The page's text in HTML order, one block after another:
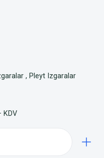
, Pleyt Izgaralar
KDV